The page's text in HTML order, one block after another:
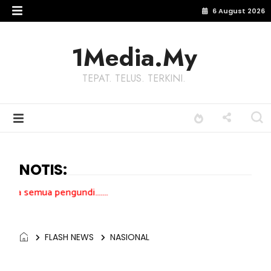
6 August 2026
1Media.My
TEPAT. TELUS. TERKINI.
NOTIS:
FLASH NEWS NASIONAL